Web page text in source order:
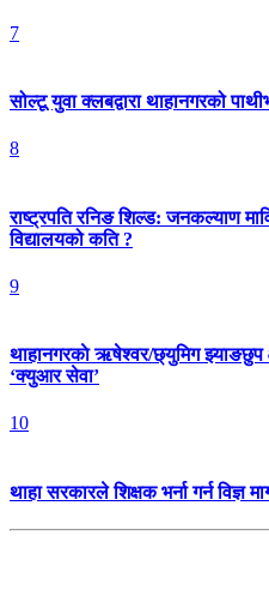
7
सोल्टू युवा क्लबद्वारा थाहानगरको
8
राष्ट्रपति रनिङ शिल्ड: जनकल्याण
विद्यालयको कति ?
9
थाहानगरकाे ऋषेश्वर/छ्युमिग झ्याङछुप
‘क्युआर सेवा’
10
थाहा सरकारले शिक्षक भर्ना गर्न विज्ञ